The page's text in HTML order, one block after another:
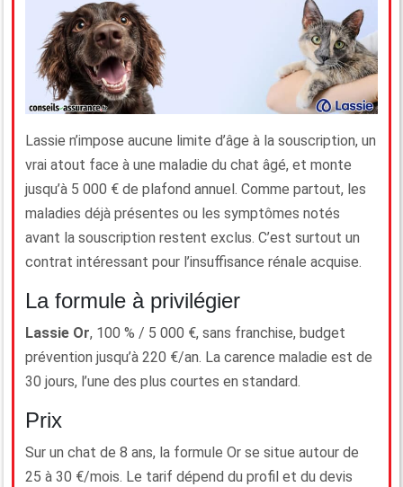
Lassie n’impose aucune limite d’âge à la souscription, un
vrai atout face à une maladie du chat âgé, et monte
jusqu’à 5 000 € de plafond annuel. Comme partout, les
maladies déjà présentes ou les symptômes notés
avant la souscription restent exclus. C’est surtout un
contrat intéressant pour l’insuffisance rénale acquise.
La formule à privilégier
Lassie Or, 100 % / 5 000 €, sans franchise, budget
prévention jusqu’à 220 €/an. La carence maladie est de
30 jours, l’une des plus courtes en standard.
Prix
Sur un chat de 8 ans, la formule Or se situe autour de
25 à 30 €/mois. Le tarif dépend du profil et du devis